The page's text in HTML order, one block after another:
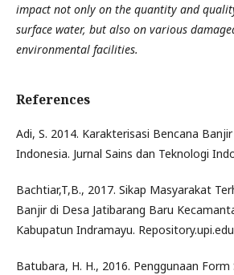
impact not only on the quantity and
surface water, but also on various
environmental facilities.
References
Adi, S. 2014. Karakterisasi Bencana
Indonesia. Jurnal Sains dan Teknologi
Bachtiar,T,B., 2017. Sikap Masyarakat
Banjir di Desa Jatibarang Baru
Kabupatun Indramayu.
Batubara, H. H., 2016. Penggunaan Form